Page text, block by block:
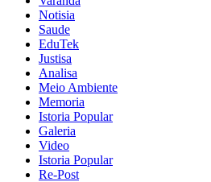
Notisia
Saude
EduTek
Justisa
Analisa
Meio Ambiente
Memoria
Istoria Popular
Galeria
Video
Istoria Popular
Re-Post